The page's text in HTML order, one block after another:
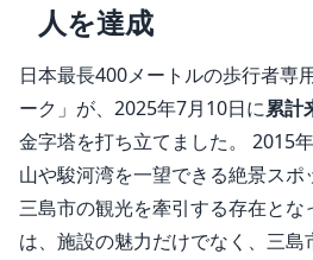
人を達成
日本最長400メートルの歩行者専
ーク」が、2025年7月10日に累計
金字塔を打ち立てました。 2015
山や駿河湾を一望できる絶景スポ
三島市の観光を牽引する存在と
は、施設の魅力だけでなく、三